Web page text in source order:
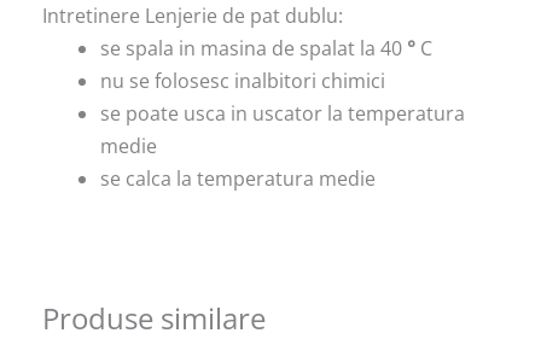
Intretinere Lenjerie de pat dublu:
se spala in masina de spalat la 40 ° C
nu se folosesc inalbitori chimici
se poate usca in uscator la temperatura
medie
se calca la temperatura medie
Produse similare